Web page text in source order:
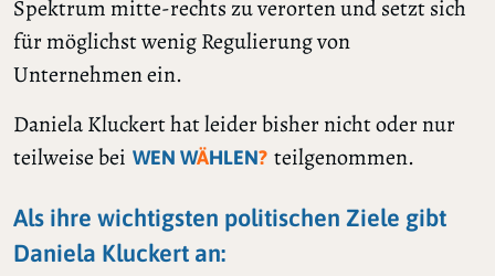
Spektrum mitte-rechts zu verorten und setzt sich
für möglichst wenig Regulierung von
Unternehmen ein.
Daniela Kluckert hat leider bisher nicht oder nur
teilweise bei WEN WÄHLEN? teilgenommen.
Als ihre wichtigsten politischen Ziele gibt
Daniela Kluckert an: